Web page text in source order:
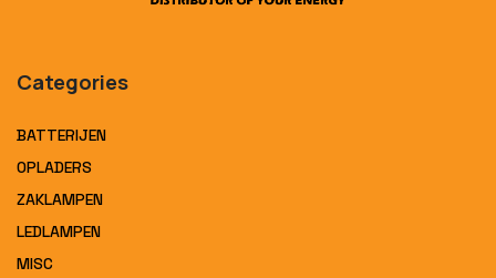
Categories
BATTERIJEN
OPLADERS
ZAKLAMPEN
LEDLAMPEN
MISC